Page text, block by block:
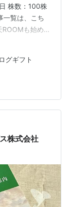
株数：100株
一覧は、こち
も始めま
グギフト
株式会社